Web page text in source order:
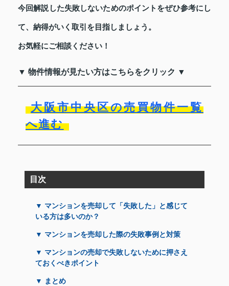
今回解説した失敗しないためのポイントをぜひ参考にし
て、納得がいく取引を目指しましょう。
お気軽にご相談ください！
▼ 物件情報が見たい方はこちらをクリック ▼
大阪市中央区の売買物件一覧
へ進む
目次
▼ マンションを売却して「失敗した」と感じて
いる方は多いのか？
▼ マンションを売却した際の失敗事例と対策
▼ マンションの売却で失敗しないために押さえ
ておくべきポイント
▼ まとめ